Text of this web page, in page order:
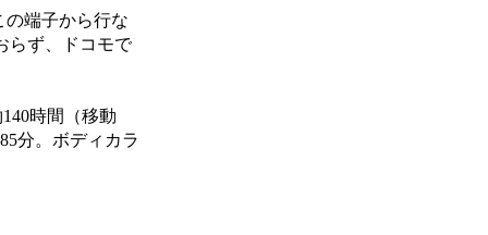
端子から行な
らず、ドコモで
時間（移動
分。ボディカラ